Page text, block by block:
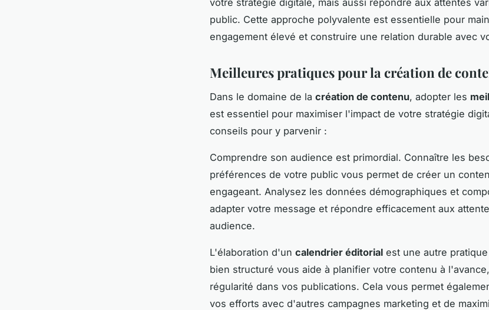
public. Cette approche polyvalente est essentielle pour
engagement élevé et construire une relation durable avec
Meilleures pratiques pour la création de
Dans le domaine de la création de contenu, adopter les
est essentiel pour maximiser l'impact de votre stratégie
conseils pour y parvenir :
Comprendre son audience est primordial. Connaître les
préférences de votre public vous permet de créer un
engageant. Analysez les données démographiques et
adapter votre message et répondre efficacement aux
audience.
L'élaboration d'un calendrier éditorial est une autre
bien structuré vous aide à planifier votre contenu à
régularité dans vos publications. Cela vous permet
vos efforts avec d'autres campagnes marketing et de